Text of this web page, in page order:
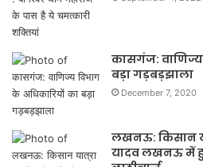
कासगंज: वाणिज्य
बड़ा गड़बड़झाला
December 7, 2020
लखनऊ: किसान
यादव लखनऊ में